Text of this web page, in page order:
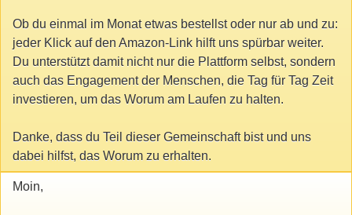
Ob du einmal im Monat etwas bestellst oder nur ab und zu:
jeder Klick auf den Amazon-Link hilft uns spürbar weiter.
Du unterstützt damit nicht nur die Plattform selbst, sondern
auch das Engagement der Menschen, die Tag für Tag Zeit
investieren, um das Worum am Laufen zu halten.
Danke, dass du Teil dieser Gemeinschaft bist und uns
dabei hilfst, das Worum zu erhalten.
Moin,